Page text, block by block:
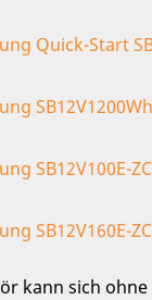
Quick-Start
SB12V100E-ZC
SB12V160E-ZC
kann sich